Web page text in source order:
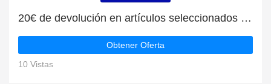
20€ de devolución en artículos seleccionados en Toysrus
Obtener Oferta
10 Vistas